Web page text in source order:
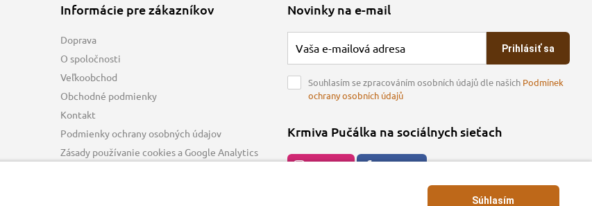
Informácie pre zákazníkov
Doprava
O spoločnosti
Veľkoobchod
Obchodné podmienky
Kontakt
Podmienky ochrany osobných údajov
Zásady používanie cookies a Google Analytics
Novinky na e-mail
Prihlásiť sa
Souhlasím se zpracováním osobních údajů dle našich Podmínek
ochrany osobních údajů
Krmiva Pučálka na sociálnych sieťach
Súhlasím